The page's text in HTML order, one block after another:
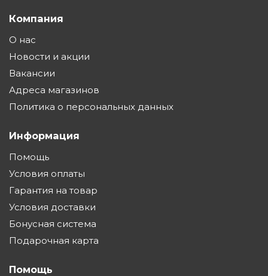
Компания
О нас
Новости и акции
Вакансии
Адреса магазинов
Политика о персональных данных
Информация
Помощь
Условия оплаты
Гарантия на товар
Условия доставки
Бонусная система
Подарочная карта
Помощь